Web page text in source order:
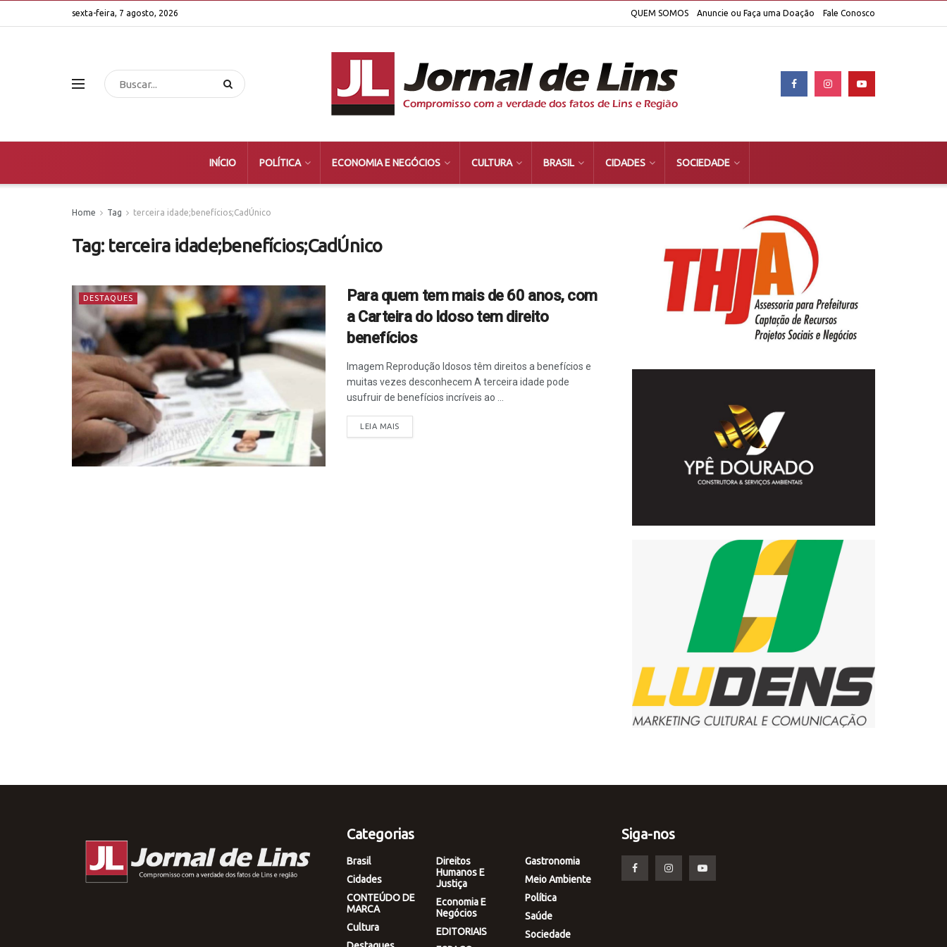
sexta-feira, 7 agosto, 2026 QUEM SOMOS Anuncie ou Faça uma Doação Fale Conosco
INÍCIO POLÍTICA ECONOMIA E NEGÓCIOS CULTURA BRASIL CIDADES SOCIEDADE
Home Tag terceira idade;benefícios;CadÚnico
Tag: terceira idade;benefícios;CadÚnico
DESTAQUES
Para quem tem mais de 60 anos, com
a Carteira do Idoso tem direito
benefícios
Imagem Reprodução Idosos têm direitos a benefícios e
muitas vezes desconhecem A terceira idade pode
usufruir de benefícios incríveis ao ...
LEIA MAIS
Categorias
Brasil
Cidades
CONTEÚDO DE
MARCA
Cultura
Direitos
Humanos E
Justiça
Economia E
Negócios
EDITORIAIS
Gastronomia
Meio Ambiente
Política
Saúde
Sociedade
Siga-nos